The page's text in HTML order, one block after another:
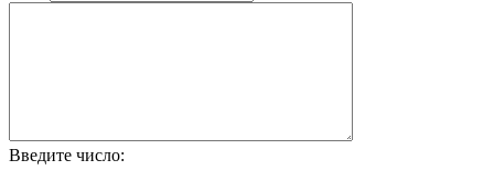
Введите число: